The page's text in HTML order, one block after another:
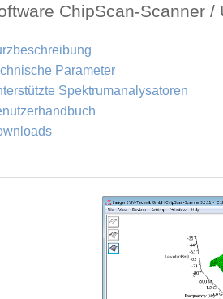
ChipScan-Scanner /
Parameter
Spektrumanalysatoren